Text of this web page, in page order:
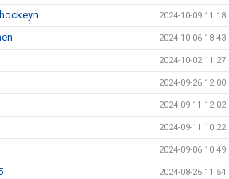
2024-10-09 11:18
2024-10-06 18:43
2024-10-02 11:27
2024-09-26 12:00
2024-09-11 12:02
2024-09-11 10:22
2024-09-06 10:49
2024-08-26 11:54